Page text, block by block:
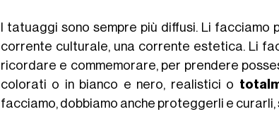
I tatuaggi sono sempre più diffusi. Li
corrente culturale, una corrente estetica. Li
ricordare e commemorare, per prendere
colorati o in bianco e nero, realistici o
facciamo, dobbiamo anche proteggerli e